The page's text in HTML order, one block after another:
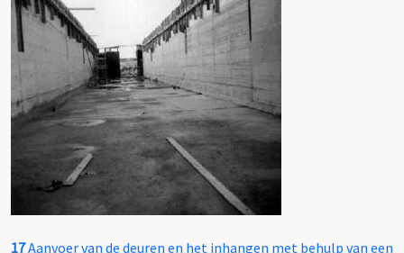
17Aanvoer van de deuren en het inhangen met behulp van een